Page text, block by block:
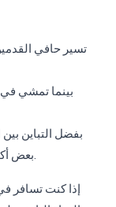
بعض أكثر الصور المثيرة للإعجاب أثناء عطلتك في تركيا.
إذا كنت تسافر